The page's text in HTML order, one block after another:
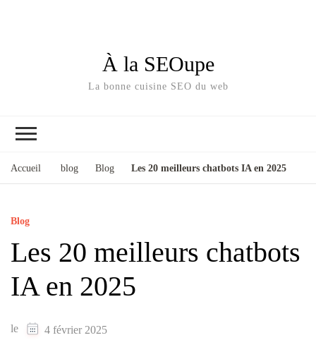
À la SEOupe
La bonne cuisine SEO du web
Accueil blog Blog Les 20 meilleurs chatbots IA en 2025
Blog
Les 20 meilleurs chatbots
IA en 2025
le 4 février 2025